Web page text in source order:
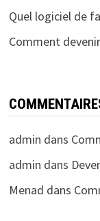
Quel logiciel de
Comment
admin dans
admin dans
Menad dans